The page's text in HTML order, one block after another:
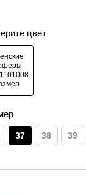
цвет
37 38 39